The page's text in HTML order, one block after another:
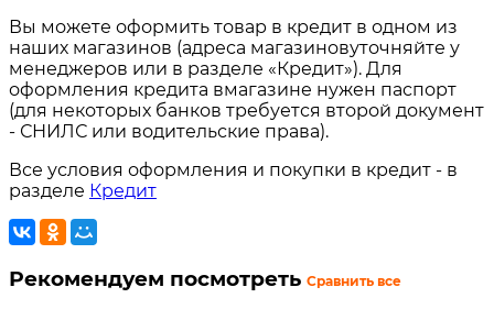
Вы можете оформить товар в кредит в одном из
наших магазинов (адреса магазиновуточняйте у
менеджеров или в разделе «Кредит»). Для
оформления кредита вмагазине нужен паспорт
(для некоторых банков требуется второй документ
- СНИЛС или водительские права).
Все условия оформления и покупки в кредит - в
разделе Кредит
Рекомендуем посмотреть Сравнить все